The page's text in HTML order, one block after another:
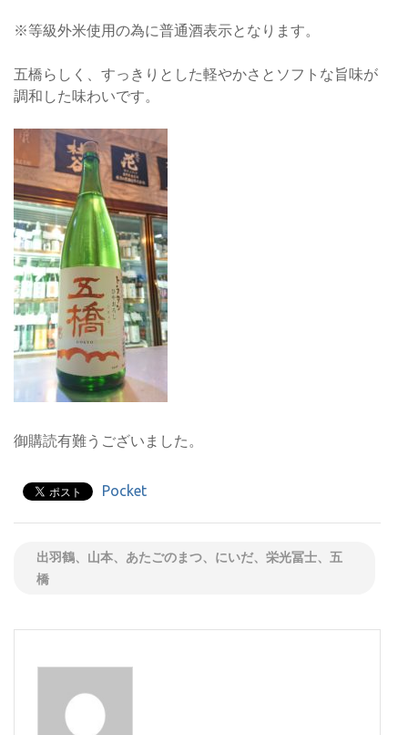
※等級外米使用の為に普通酒表示となります。
五橋らしく、すっきりとした軽やかさとソフトな旨味が
調和した味わいです。
御購読有難うございました。
Pocket
出羽鶴、山本、あたごのまつ、にいだ、栄光冨士、五
橋